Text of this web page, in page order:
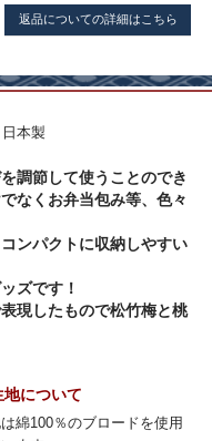
返品についての詳細はこちら
本製
調節して使うことのでき
なくお弁当包み等、色々
ンパクトに収納しやすい
ズです！
現したもので松竹梅と桃
地について
綿100％のブロードを使用